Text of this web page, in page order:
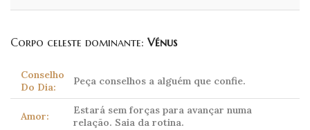
Corpo celeste dominante: Vénus
Conselho
Do Dia:
Peça conselhos a alguém que confie.
Amor:
Estará sem forças para avançar numa
relação. Saia da rotina.